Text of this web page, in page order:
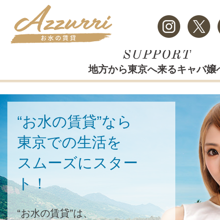
地方から東京へ来るキャバ嬢
“お水の賃貸”なら
東京での生活を
スムーズにスター
ト！
“お水の賃貸”は、